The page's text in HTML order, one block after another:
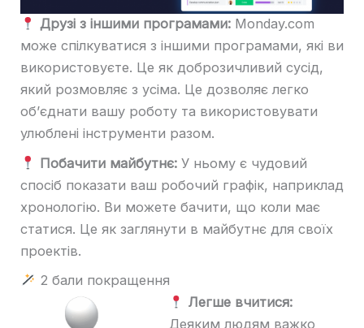
Друзі з іншими програмами:Monday.com
може спілкуватися з іншими програмами, які ви
використовуєте. Це як доброзичливий сусід,
який розмовляє з усіма. Це дозволяє легко
об’єднати вашу роботу та використовувати
улюблені інструменти разом.
Побачити майбутнє:У ньому є чудовий
спосіб показати ваш робочий графік, наприклад
хронологію. Ви можете бачити, що коли має
статися. Це як заглянути в майбутнє для своїх
проектів.
2 бали покращення
Легше вчитися:
Деяким людям важко